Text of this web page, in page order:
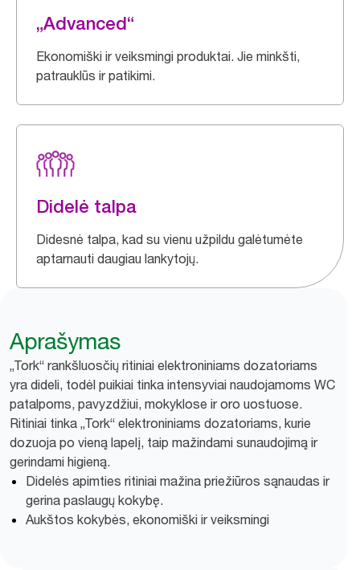
„Advanced“
Ekonomiški ir veiksmingi produktai. Jie minkšti,
patrauklūs ir patikimi.
Didelė talpa
Didesnė talpa, kad su vienu užpildu galėtumėte
aptarnauti daugiau lankytojų.
Aprašymas
„Tork“ rankšluosčių ritiniai elektroniniams dozatoriams
yra dideli, todėl puikiai tinka intensyviai naudojamoms WC
patalpoms, pavyzdžiui, mokyklose ir oro uostuose.
Ritiniai tinka „Tork“ elektroniniams dozatoriams, kurie
dozuoja po vieną lapelį, taip mažindami sunaudojimą ir
gerindami higieną.
Didelės apimties ritiniai mažina priežiūros sąnaudas ir
gerina paslaugų kokybę.
Aukštos kokybės, ekonomiški ir veiksmingi